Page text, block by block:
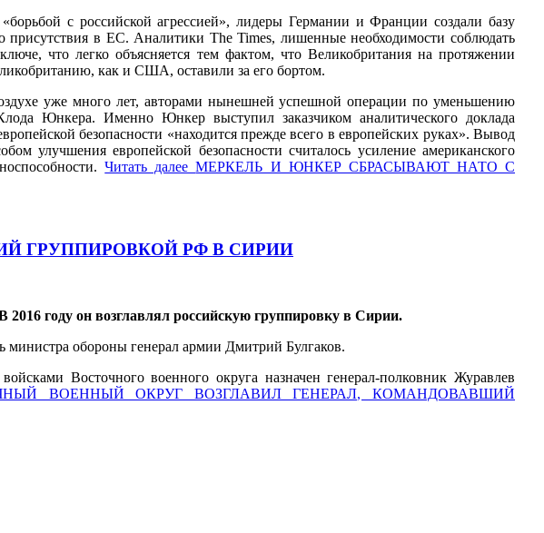
с российской агрессией», лидеры Германии и Франции создали базу
в ЕС. Аналитики The Times, лишенные необходимости соблюдать
что легко объясняется тем фактом, что Великобритания на протяжении
как и США, оставили за его бортом.
уже много лет, авторами нынешней успешной операции по уменьшению
Юнкера. Именно Юнкер выступил заказчиком аналитического доклада
безопасности «находится прежде всего в европейских руках». Вывод
улучшения европейской безопасности считалось усиление американского
Читать далееМЕРКЕЛЬ И ЮНКЕР СБРАСЫВАЮТ НАТО С
ГРУППИРОВКОЙ РФ В СИРИИ
году он возглавлял российскую группировку в Сирии.
обороны генерал армии Дмитрий Булгаков.
Восточного военного округа назначен генерал-полковник Журавлев
ВОЕННЫЙ ОКРУГ ВОЗГЛАВИЛ ГЕНЕРАЛ, КОМАНДОВАВШИЙ